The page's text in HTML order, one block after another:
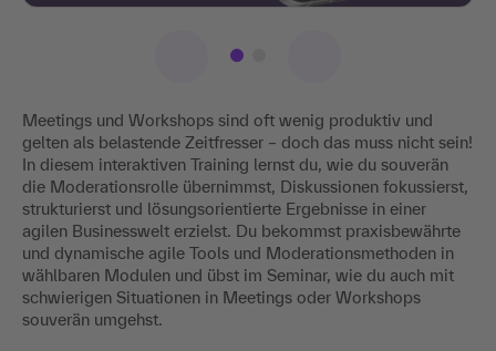
Meetings und Workshops sind oft wenig produktiv und
gelten als belastende Zeitfresser – doch das muss nicht sein!
In diesem interaktiven Training lernst du, wie du souverän
die Moderationsrolle übernimmst, Diskussionen fokussierst,
strukturierst und lösungsorientierte Ergebnisse in einer
agilen Businesswelt erzielst. Du bekommst praxisbewährte
und dynamische agile Tools und Moderationsmethoden in
wählbaren Modulen und übst im Seminar, wie du auch mit
schwierigen Situationen in Meetings oder Workshops
souverän umgehst.